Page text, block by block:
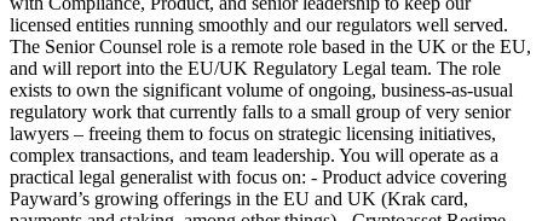
licensed entities running smoothly and our regulators well served.
The Senior Counsel role is a remote role based in the UK or the EU,
and will report into the EU/UK Regulatory Legal team. The role
exists to own the significant volume of ongoing, business-as-usual
regulatory work that currently falls to a small group of very senior
lawyers – freeing them to focus on strategic licensing initiatives,
complex transactions, and team leadership. You will operate as a
practical legal generalist with focus on: - Product advice covering
Payward’s growing offerings in the EU and UK (Krak card,